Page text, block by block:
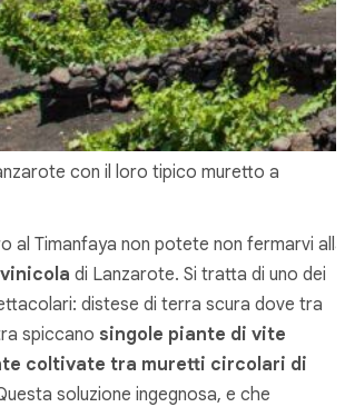
con il loro tipico muretto a
al Timanfaya non potete non fermarvi alla
vinicola di Lanzarote. Si tratta di uno dei
distese di terra scura dove tra
spiccano singole piante di vite
coltivate tra muretti circolari di
soluzione ingegnosa, e che